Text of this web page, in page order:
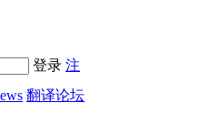
登录 注
翻译论坛